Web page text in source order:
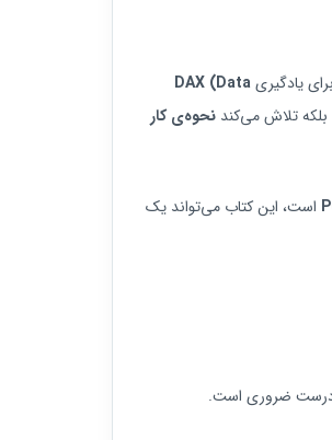
یادگیریDAX (Data
تلاش می‌کند نحوه‌ی کار
است، این کتاب می‌تواند یک
درست ضروری است.